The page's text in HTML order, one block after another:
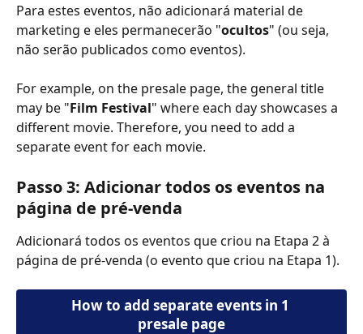
Para estes eventos, não adicionará material de
marketing e eles permanecerão "ocultos" (ou seja,
não serão publicados como eventos).
For example, on the presale page, the general title
may be "Film Festival" where each day showcases a
different movie. Therefore, you need to add a
separate event for each movie.
Passo 3: Adicionar todos os eventos na
página de pré-venda
Adicionará todos os eventos que criou na Etapa 2 à
página de pré-venda (o evento que criou na Etapa 1).
How to add separate events in 1
presale page